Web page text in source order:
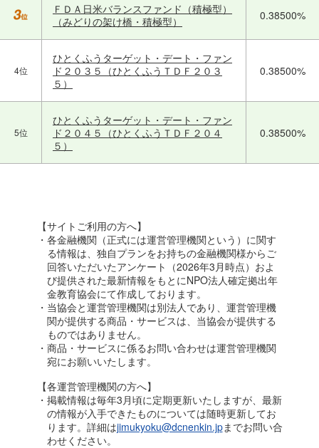
ＦＤＡ日米バランスファンド（積極型）
（みどりの架け橋・積極型）
0.38500%
4位
ひとくふうターゲット・デート・ファン
ド２０３５（ひとくふうＴＤＦ２０３
５）
0.38500%
5位
ひとくふうターゲット・デート・ファン
ド２０４５（ひとくふうＴＤＦ２０４
５）
0.38500%
【サイトご利用の方へ】
・各金融機関（正式には運営管理機関という）に関す
る情報は、独自プランをお持ちの金融機関様からご
回答いただいたアンケート（2026年3月時点）およ
び提供された最新情報をもとにNPO法人確定拠出年
金教育協会にて作成しております。
・当協会と運営管理機関は別法人であり、運営管理機
関が提供する商品・サービスは、当協会が提供する
ものではありません。
・商品・サービスに係るお問い合わせは運営管理機関
宛にお願いいたします。
【各運営管理機関の方へ】
・掲載情報は毎年3月頃に定期更新いたしますが、最新
の情報が入手できたものについては随時更新してお
ります。詳細はjimukyoku@dcnenkin.jpまでお問い合
わせください。